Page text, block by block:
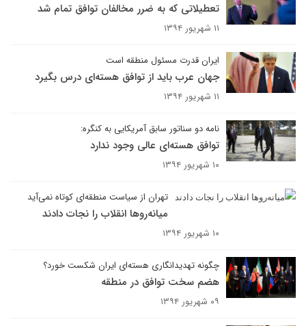
تعطیلاتی که به ضرر مخالفان توافق تمام شد
۱۱ شهریور ۱۳۹۴
ایران قدرت مسئول منطقه است
جهان عرب باید از توافق هسته‌ای درس بگیرد
۱۱ شهریور ۱۳۹۴
نامه دو سناتور سابق آمریکایی به کنگره:
توافق هسته‌ای عالی وجود ندارد
۱۰ شهریور ۱۳۹۴
تهران از سیاست منطقه‌ای کوتاه نمی‌آید
میانه‌روها انقلاب را نجات دادند
۱۰ شهریور ۱۳۹۴
چگونه تهدیدانگاری هسته‌ای ایران شکست خورد؟
هضم سخت توافق در منطقه
۰۹ شهریور ۱۳۹۴